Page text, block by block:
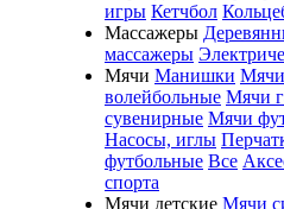
игры Кетчбол
Массажеры
массажеры
Мячи Манишки Мячи
волейбольные Мячи
сувенирные Мячи
Насосы, иглы
футбольные Все
спорта
Мячи детские Мячи